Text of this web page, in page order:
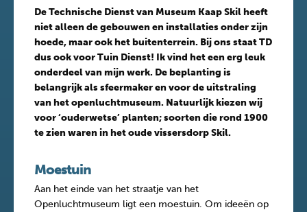
De Technische Dienst van Museum Kaap Skil heeft
niet alleen de gebouwen en installaties onder zijn
hoede, maar ook het buitenterrein. Bij ons staat TD
dus ook voor Tuin Dienst! Ik vind het een erg leuk
onderdeel van mijn werk. De beplanting is
belangrijk als sfeermaker en voor de uitstraling
van het openluchtmuseum. Natuurlijk kiezen wij
voor ‘ouderwetse’ planten; soorten die rond 1900
te zien waren in het oude vissersdorp Skil.
Moestuin
Aan het einde van het straatje van het
Openluchtmuseum ligt een moestuin. Om ideeën op